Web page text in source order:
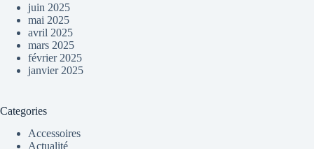
juin 2025
mai 2025
avril 2025
mars 2025
février 2025
janvier 2025
Categories
Accessoires
Actualité